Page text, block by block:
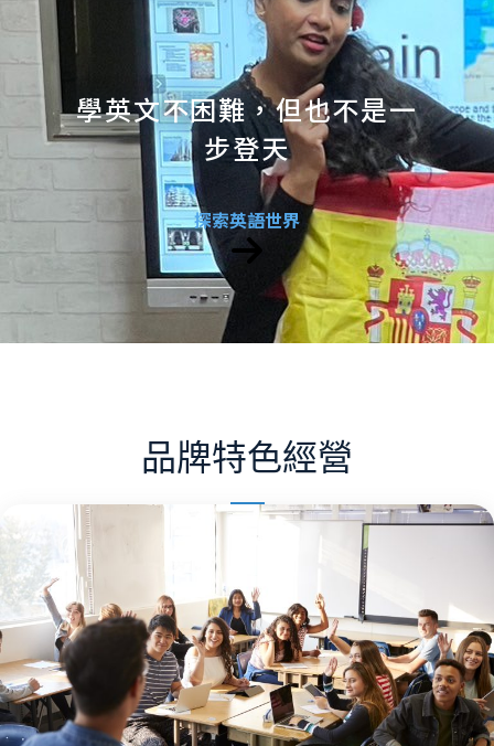
學英文不困難，但也不是一
步登天
探索英語世界
品牌特色經營